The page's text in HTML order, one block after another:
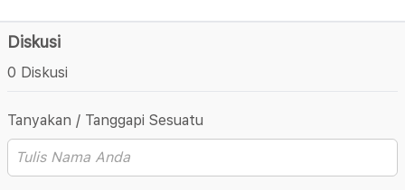
Diskusi
0 Diskusi
Tanyakan / Tanggapi Sesuatu